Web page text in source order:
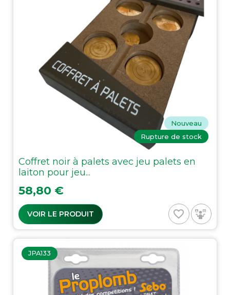
Nouveau
Rupture de stock
Coffret noir à palets avec jeu palets en
laiton pour jeu...
Prix
58,80 €
VOIR LE PRODUIT favorite_border
JPA133